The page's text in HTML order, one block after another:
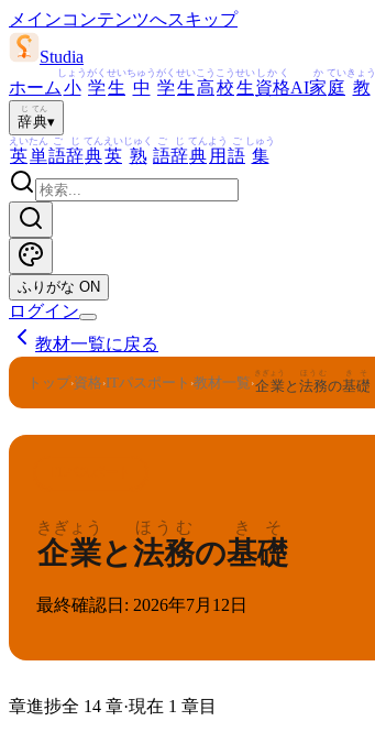
メインコンテンツへスキップ
Studia
ホーム 小
しょう
学
がく
生
せい
中
ちゅう
学
がく
生
せい
高
こう
校
こう
生
せい
資格
しかく
AI家
か
庭
てい
教
きょう
辞
じ
典
てん
▾
英
えい
単
たん
語
ご
辞
じ
典
てん
英
えい
熟
じゅく
語
ご
辞
じ
典
てん
用
よう
語
ご
集
しゅう
ふりがな ON
ログイン
教材一覧に戻る
トップ›資格›ITパスポート ›教材一覧›企業
きぎょう
と 法務
ほうむ
の基礎
きそ
企業
きぎょう
と法務
ほうむ
の基礎
きそ
最終確認日 : 2026年7月12日
章進捗全 14 章·現在 1 章目